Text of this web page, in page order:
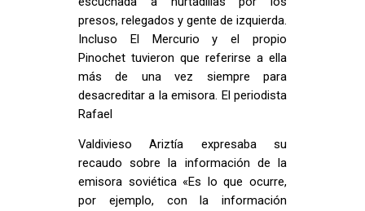
presos, relegados y gente de izquierda.
Incluso El Mercurio y el propio
Pinochet tuvieron que referirse a ella
más de una vez siempre para
desacreditar a la emisora. El periodista
Rafael
Valdivieso Ariztía expresaba su
recaudo sobre la información de la
emisora soviética «Es lo que ocurre,
por ejemplo, con la información